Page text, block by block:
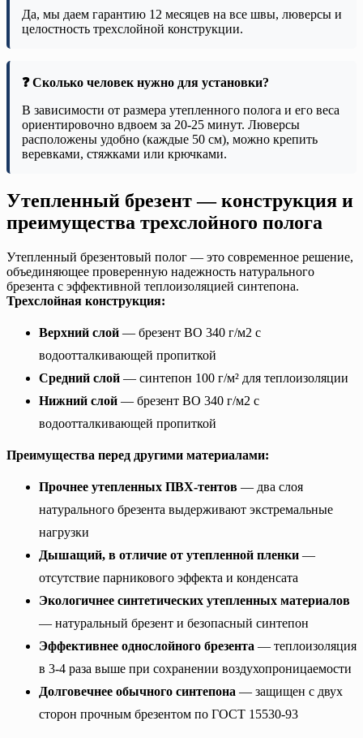
Да, мы даем гарантию 12 месяцев на все швы, люверсы и
целостность трехслойной конструкции.
❓ Сколько человек нужно для установки?
В зависимости от размера утепленного полога и его веса
ориентировочно вдвоем за 20-25 минут. Люверсы
расположены удобно (каждые 50 см), можно крепить
веревками, стяжками или крючками.
Утепленный брезент — конструкция и
преимущества трехслойного полога
Утепленный брезентовый полог — это современное решение,
объединяющее проверенную надежность натурального
брезента с эффективной теплоизоляцией синтепона.
Трехслойная конструкция:
Верхний слой — брезент ВО 340 г/м2 с
водоотталкивающей пропиткой
Средний слой — синтепон 100 г/м² для теплоизоляции
Нижний слой — брезент ВО 340 г/м2 с
водоотталкивающей пропиткой
Преимущества перед другими материалами:
Прочнее утепленных ПВХ-тентов — два слоя
натурального брезента выдерживают экстремальные
нагрузки
Дышащий, в отличие от утепленной пленки —
отсутствие парникового эффекта и конденсата
Экологичнее синтетических утепленных материалов
— натуральный брезент и безопасный синтепон
Эффективнее однослойного брезента — теплоизоляция
в 3-4 раза выше при сохранении воздухопроницаемости
Долговечнее обычного синтепона — защищен с двух
сторон прочным брезентом по ГОСТ 15530-93